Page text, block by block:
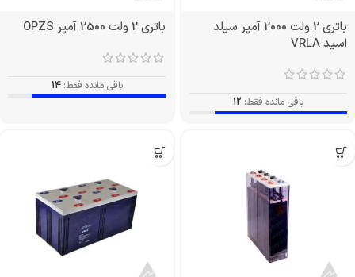
باتری 2 ولت 2000 آمپر سیلد
اسید VRLA
باقی مانده فقط: 12
باتری 2 ولت 2500 آمپر OPZS
باقی مانده فقط: 14